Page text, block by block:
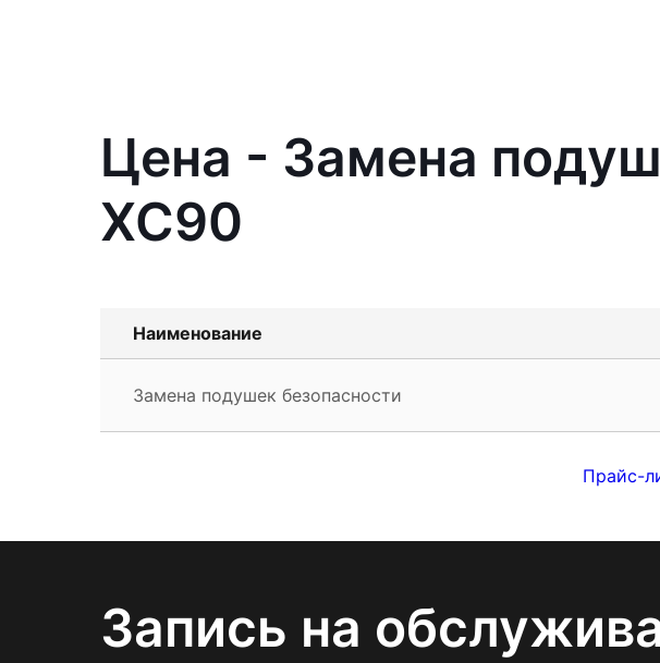
Цена - Замена
XC90
Наименование
Замена подушек безопасности
Прайс-
Запись на